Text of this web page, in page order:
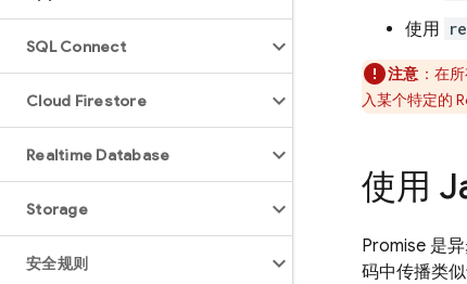
SQL Connect
Cloud Firestore
Realtime Database
Storage
安全规则
使用
注意 ：在
入某个特定的
使用
Promise 是
码中传播类